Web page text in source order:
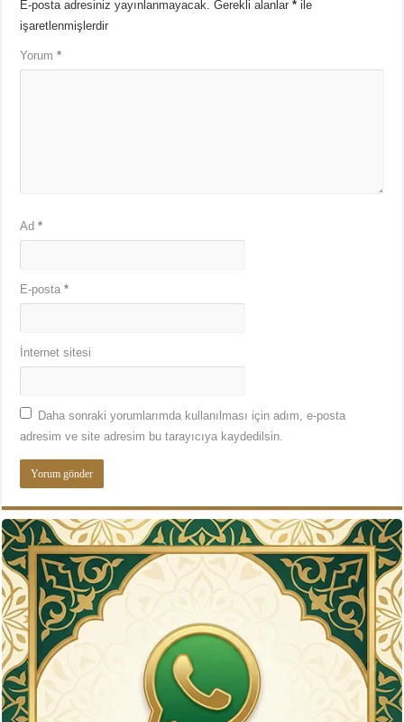
E-posta adresiniz yayınlanmayacak. Gerekli alanlar* ile
işaretlenmişlerdir
Yorum*
Ad*
E-posta*
İnternet sitesi
Daha sonraki yorumlarımda kullanılması için adım, e-posta
adresim ve site adresim bu tarayıcıya kaydedilsin.